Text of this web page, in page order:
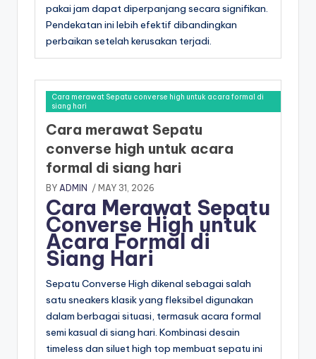
pakai jam dapat diperpanjang secara signifikan.
Pendekatan ini lebih efektif dibandingkan
perbaikan setelah kerusakan terjadi.
Cara merawat Sepatu converse high untuk acara formal di
siang hari
Cara merawat Sepatu
converse high untuk acara
formal di siang hari
BY ADMIN / MAY 31, 2026
Cara Merawat Sepatu
Converse High untuk
Acara Formal di
Siang Hari
Sepatu Converse High dikenal sebagai salah
satu sneakers klasik yang fleksibel digunakan
dalam berbagai situasi, termasuk acara formal
semi kasual di siang hari. Kombinasi desain
timeless dan siluet high top membuat sepatu ini